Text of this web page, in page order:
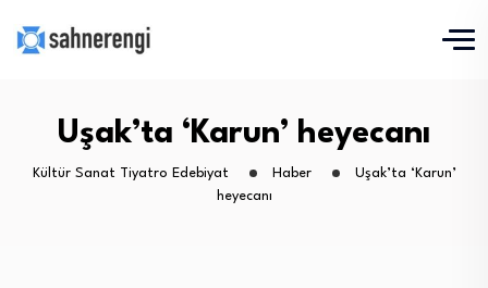
Uşak’ta ‘Karun’ heyecanı
Kültür Sanat Tiyatro Edebiyat Haber
Uşak’ta ‘Karun’
heyecanı